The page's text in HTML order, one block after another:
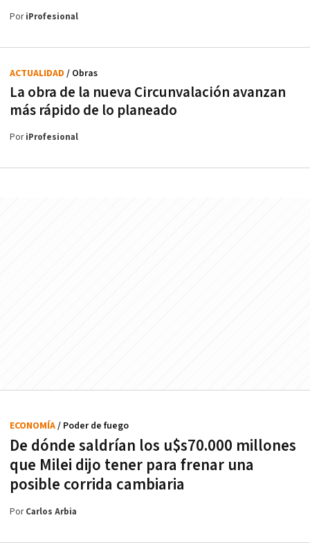
PoriProfesional
La obra de la nueva Circunvalación avanzan
más rápido de lo planeado
ACTUALIDAD / Obras
PoriProfesional
De dónde saldrían los u$s70.000 millones
que Milei dijo tener para frenar una
posible corrida cambiaria
ECONOMÍA/ Poder de fuego
PorCarlos Arbia